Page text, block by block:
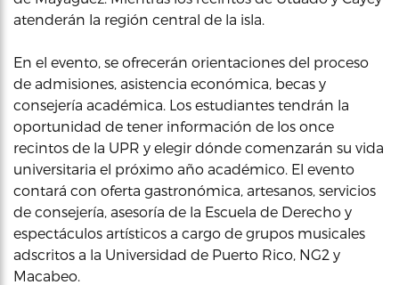
atenderán la región central de la isla.
En el evento, se ofrecerán orientaciones del proceso
de admisiones, asistencia económica, becas y
consejería académica. Los estudiantes tendrán la
oportunidad de tener información de los once
recintos de la UPR y elegir dónde comenzarán su vida
universitaria el próximo año académico. El evento
contará con oferta gastronómica, artesanos, servicios
de consejería, asesoría de la Escuela de Derecho y
espectáculos artísticos a cargo de grupos musicales
adscritos a la Universidad de Puerto Rico, NG2 y
Macabeo.